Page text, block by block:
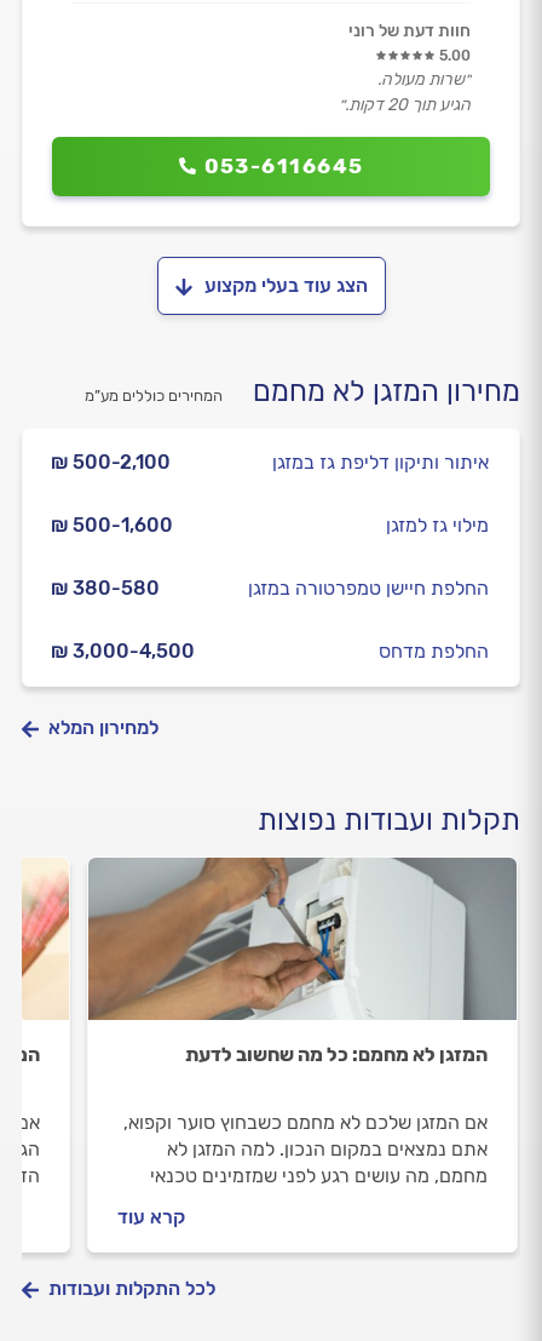
053-6116645
חוות דעת של רוני
5.00
״שרות מעולה.
הגיע תוך 20 דקות.״
הצג עוד בעלי מקצוע
מחירון המזגן לא מחמם המחירים כוללים מע”מ
₪ 500-2,100 איתור ותיקון דליפת גז במזגן
₪ 500-1,600 מילוי גז למזגן
₪ 380-580 החלפת חיישן טמפרטורה במזגן
₪ 3,000-4,500 החלפת מדחס
למחירון המלא
תקלות ועבודות נפוצות
המזגן לא מחמם: כל מה שחשוב לדעת
אם המזגן שלכם לא מחמם כשבחוץ סוער וקפוא,
אתם נמצאים במקום הנכון. למה המזגן לא
מחמם, מה עושים רגע לפני שמזמינים טכנאי
קרא עוד
אם
לכל התקלות ועבודות